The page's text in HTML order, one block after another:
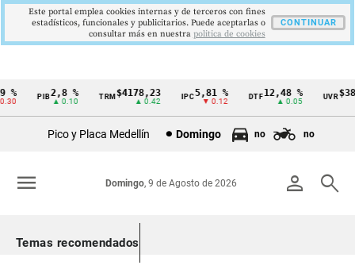
Cintillo
Colombia
PIB2,8 %
▲ 0.10
TRM$4178,23
▲ 0.42
IPC5,81 %
▼ 0.12
DTF12,48 %
▲ 0.05
UVR
Pico y Placa Medellín Domingo no no
person search
Domingo, 9 de Agosto de 2026
menu
Temas recomendados
Este portal emplea cookies internas y de terceros con fines
estadísticos, funcionales y publicitarios. Puede aceptarlas o
consultar más en nuestra politica de cookies
CONTINUAR